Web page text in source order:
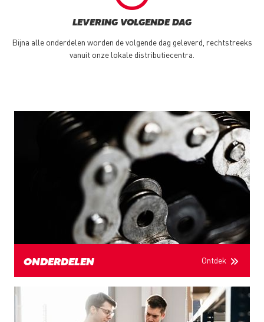
LEVERING VOLGENDE DAG
Bijna alle onderdelen worden de volgende dag geleverd, rechtstreeks
vanuit onze lokale distributiecentra.
ONDERDELEN Ontdek